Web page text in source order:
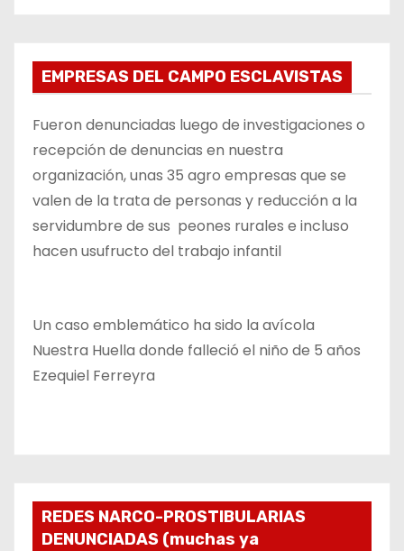
EMPRESAS DEL CAMPO ESCLAVISTAS
Fueron denunciadas luego de investigaciones o
recepción de denuncias en nuestra
organización, unas 35 agro empresas que se
valen de la trata de personas y reducción a la
servidumbre de sus peones rurales e incluso
hacen usufructo del trabajo infantil
Un caso emblemático ha sido la avícola
Nuestra Huella donde falleció el niño de 5 años
Ezequiel Ferreyra
REDES NARCO-PROSTIBULARIAS
DENUNCIADAS (muchas ya